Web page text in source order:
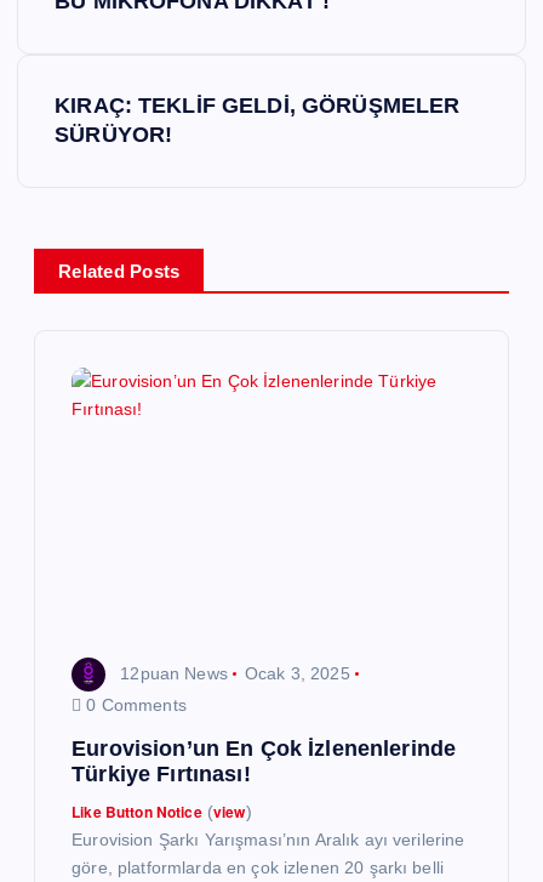
KIRAÇ: TEKLİF GELDİ, GÖRÜŞMELER
SÜRÜYOR!
Related Posts
12puan News
Ocak 3, 2025
0 Comments
Eurovision’un En Çok İzlenenlerinde
Türkiye Fırtınası!
Like Button Notice(view)
Eurovision Şarkı Yarışması’nın Aralık ayı verilerine
göre, platformlarda en çok izlenen 20 şarkı belli